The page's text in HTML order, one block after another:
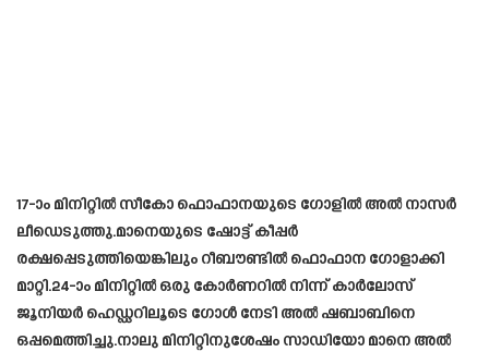
17-ാം മിനിറ്റിൽ സീകോ ഫൊഫാനയുടെ ഗോളിൽ അൽ നാസർ
ലീഡെടുത്തു.മാനെയുടെ ഷോട്ട് കീപ്പർ
രക്ഷപ്പെടുത്തിയെങ്കിലും റീബൗണ്ടിൽ ഫൊഫാന ഗോളാക്കി
മാറ്റി.24-ാം മിനിറ്റിൽ ഒരു കോർണറിൽ നിന്ന് കാർലോസ്
ജൂനിയർ ഹെഡ്ഡറിലൂടെ ഗോൾ നേടി അൽ ഷബാബിനെ
ഒപ്പമെത്തിച്ചു.നാലു മിനിറ്റിനുശേഷം സാഡിയോ മാനെ അൽ